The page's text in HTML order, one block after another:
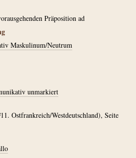
Präposition ad
Maskulinum/Neutrum
unmarkiert
Ostfrankreich/Westdeutschland), Seite